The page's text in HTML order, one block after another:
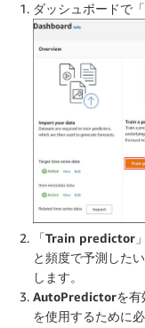
ダッシュボードで
「Train predictor」
と頻度で予測した
します。
AutoPredictorを有
を使用するために